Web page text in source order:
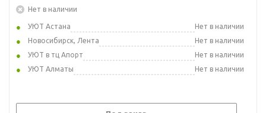
Нет в наличии
УЮТ Астана
Нет в наличии
Новосибирск, Лента
Нет в наличии
УЮТ в тц Апорт
Нет в наличии
УЮТ Алматы
Нет в наличии